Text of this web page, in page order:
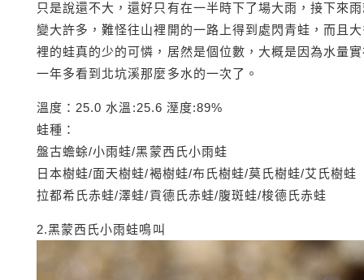
只是說還不大，還好只有在一半時下了場大雨，接下來
變大許多，難怪往山裡開的一路上得到處閃青蛙，而且
裡的蛙真的少的可憐，居然是個位數，大概是因為水量
一年多看到北坑溪那麼多水的一次了。
溫度：25.0 水溫:25.6 溼度:89%
蛙種：
盤古蟾蜍/小雨蛙/黑蒙西氏小雨蛙
日本樹蛙/面天樹蛙/褐樹蛙/布氏樹蛙/莫氏樹蛙/艾氏樹蛙
拉都希氏赤蛙/澤蛙/貢德氏赤蛙/腹斑蛙/梭德氏赤蛙
2.黑蒙西氏小雨蛙鳴叫